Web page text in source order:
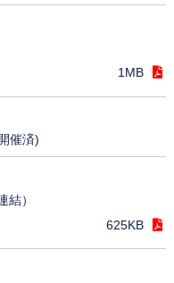
1MB
催済)
結）
625KB